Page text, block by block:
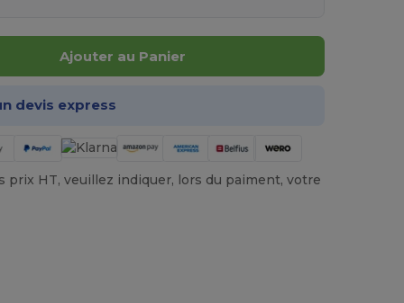
Ajouter au Panier
devis express
HT, veuillez indiquer, lors du paiment, votre